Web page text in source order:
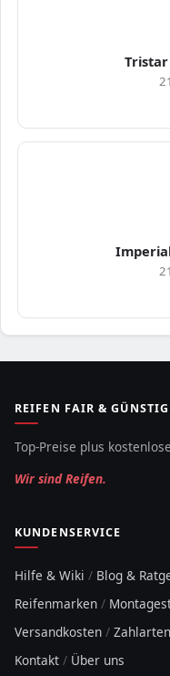
REIFEN FAIR & GÜNSTIG
Top-Preise plus
Wir sind Reifen.
KUNDENSERVICE
Hilfe & Wiki / Blog &
Reifenmarken /
Versandkosten / Zahlarten
Kontakt / Über uns